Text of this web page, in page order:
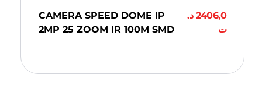
CAMERA SPEED DOME IP
2MP 25 ZOOM IR 100M SMD
2406,0 د.
ت